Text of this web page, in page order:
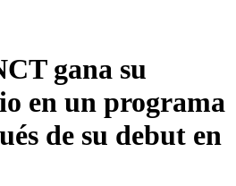
gana su
en un programa
de su debut en